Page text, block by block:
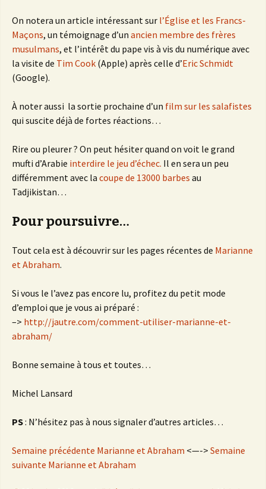
On notera un article intéressant sur l’Église et les Francs-
Maçons, un témoignage d’un ancien membre des frères
musulmans, et l’intérêt du pape vis à vis du numérique avec
la visite de Tim Cook (Apple) après celle d’Eric Schmidt
(Google).
À noter aussi la sortie prochaine d’un film sur les salafistes
qui suscite déjà de fortes réactions…
Rire ou pleurer ? On peut hésiter quand on voit le grand
mufti d’Arabie interdire le jeu d’échec. Il en sera un peu
différemment avec la coupe de 13000 barbes au
Tadjikistan…
Pour poursuivre…
Tout cela est à découvrir sur les pages récentes de Marianne
et Abraham.
Si vous le l’avez pas encore lu, profitez du petit mode
d’emploi que je vous ai préparé :
–> http://jautre.com/comment-utiliser-marianne-et-
abraham/
Bonne semaine à tous et toutes…
Michel Lansard
PS: N’hésitez pas à nous signaler d’autres articles…
Semaine précédente Marianne et Abraham <—-> Semaine
suivante Marianne et Abraham